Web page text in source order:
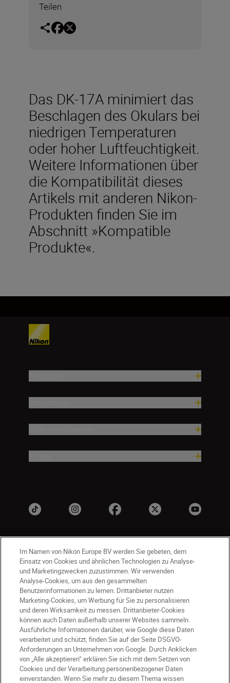
Teilen
Das DK-17A minimiert das
Beschlagen des Okulars bei
niedrigen Temperaturen
oder hoher Luftfeuchtigkeit.
Weitere Informationen über
die Kompatibilität dieses
Artikels mit anderen Nikon-
Produkten finden Sie im
Abschnitt »Kompatible
Produkte«.
DE Nikon Sites
Kontakt
Datenschutzhinweis
Nutzungsbedingungen
Geschäftsbedingungen des Nikon Stores
Cookie-Hinweise
Barrierefreiheit
Cookie-Einstellungen
© 2026 Nikon
Im Namen von Nikon Europe BV werden Sie gebeten, dem
Einsatz von Cookies und ähnlichen Technologien zu Analyse-
und Marketingzwecken zuzustimmen. Wir verwenden
Analyse-Cookies, um aus den gesammelten
Benutzerinformationen zu lernen. Drittanbieter nutzen
Marketing-Cookies, um Werbung für Sie zu personalisieren
und deren Wirksamkeit zu messen. Drittanbieter-Cookies
können auch Daten außerhalb unserer Websites sammeln.
Ausführliche Informationen darüber, wie Google diese Daten
verarbeitet und schützt, finden Sie auf der Seite DSGVO-
Anforderungen an Unternehmen von Google. Durch Anklicken
von „Alle akzeptieren“ erklären Sie sich mit dem Setzen von
Cookies und der Verarbeitung personenbezogener Daten
einverstanden. Wenn Sie mehr zu diesem Thema wissen